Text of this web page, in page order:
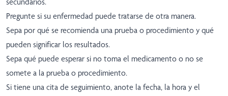
Pregunte si su enfermedad puede tratarse de otra manera.
Sepa por qué se recomienda una prueba o procedimiento y qué
pueden significar los resultados.
Sepa qué puede esperar si no toma el medicamento o no se
somete a la prueba o procedimiento.
Si tiene una cita de seguimiento, anote la fecha, la hora y el